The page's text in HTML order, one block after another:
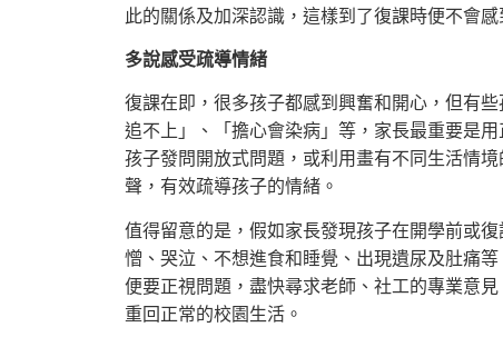
此的關係及加深認識，這樣到了復課時便不會感
多說感受疏導情緒
復課在即，很多孩子都感到興奮和開心，但有
追不上」、「擔心會染病」等，家長最重要是
孩子發問開放式問題，或利用畫有不同生活情
聲，有效疏導孩子的情緒。
值得留意的是，假如家長發現孩子在開學前或
憎、哭泣、不想進食和睡覺、出現遺尿及肚痛
便要正視問題，盡快尋求老師、社工的專業意
重回正常的校園生活。